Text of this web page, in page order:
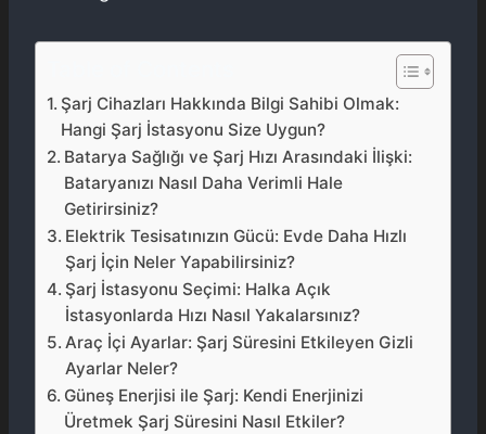
Şarj Cihazları Hakkında Bilgi Sahibi Olmak:
Hangi Şarj İstasyonu Size Uygun?
Batarya Sağlığı ve Şarj Hızı Arasındaki İlişki:
Bataryanızı Nasıl Daha Verimli Hale
Getirirsiniz?
Elektrik Tesisatınızın Gücü: Evde Daha Hızlı
Şarj İçin Neler Yapabilirsiniz?
Şarj İstasyonu Seçimi: Halka Açık
İstasyonlarda Hızı Nasıl Yakalarsınız?
Araç İçi Ayarlar: Şarj Süresini Etkileyen Gizli
Ayarlar Neler?
Güneş Enerjisi ile Şarj: Kendi Enerjinizi
Üretmek Şarj Süresini Nasıl Etkiler?